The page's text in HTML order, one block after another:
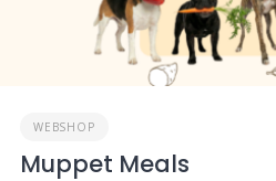
WEBSHOP
Muppet Meals